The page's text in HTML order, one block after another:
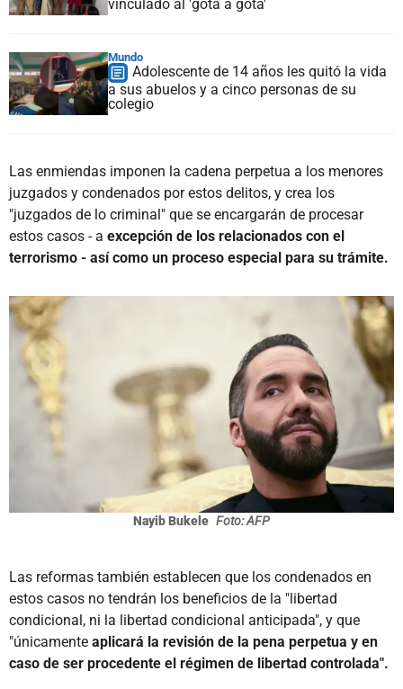
vinculado al 'gota a gota'
Mundo
Adolescente de 14 años les quitó la vida
a sus abuelos y a cinco personas de su
colegio
Las enmiendas imponen la cadena perpetua a los menores
juzgados y condenados por estos delitos, y crea los
"juzgados de lo criminal" que se encargarán de procesar
estos casos - a excepción de los relacionados con el
terrorismo - así como un proceso especial para su trámite.
Nayib Bukele Foto: AFP
Las reformas también establecen que los condenados en
estos casos no tendrán los beneficios de la "libertad
condicional, ni la libertad condicional anticipada", y que
"únicamente aplicará la revisión de la pena perpetua y en
caso de ser procedente el régimen de libertad controlada".